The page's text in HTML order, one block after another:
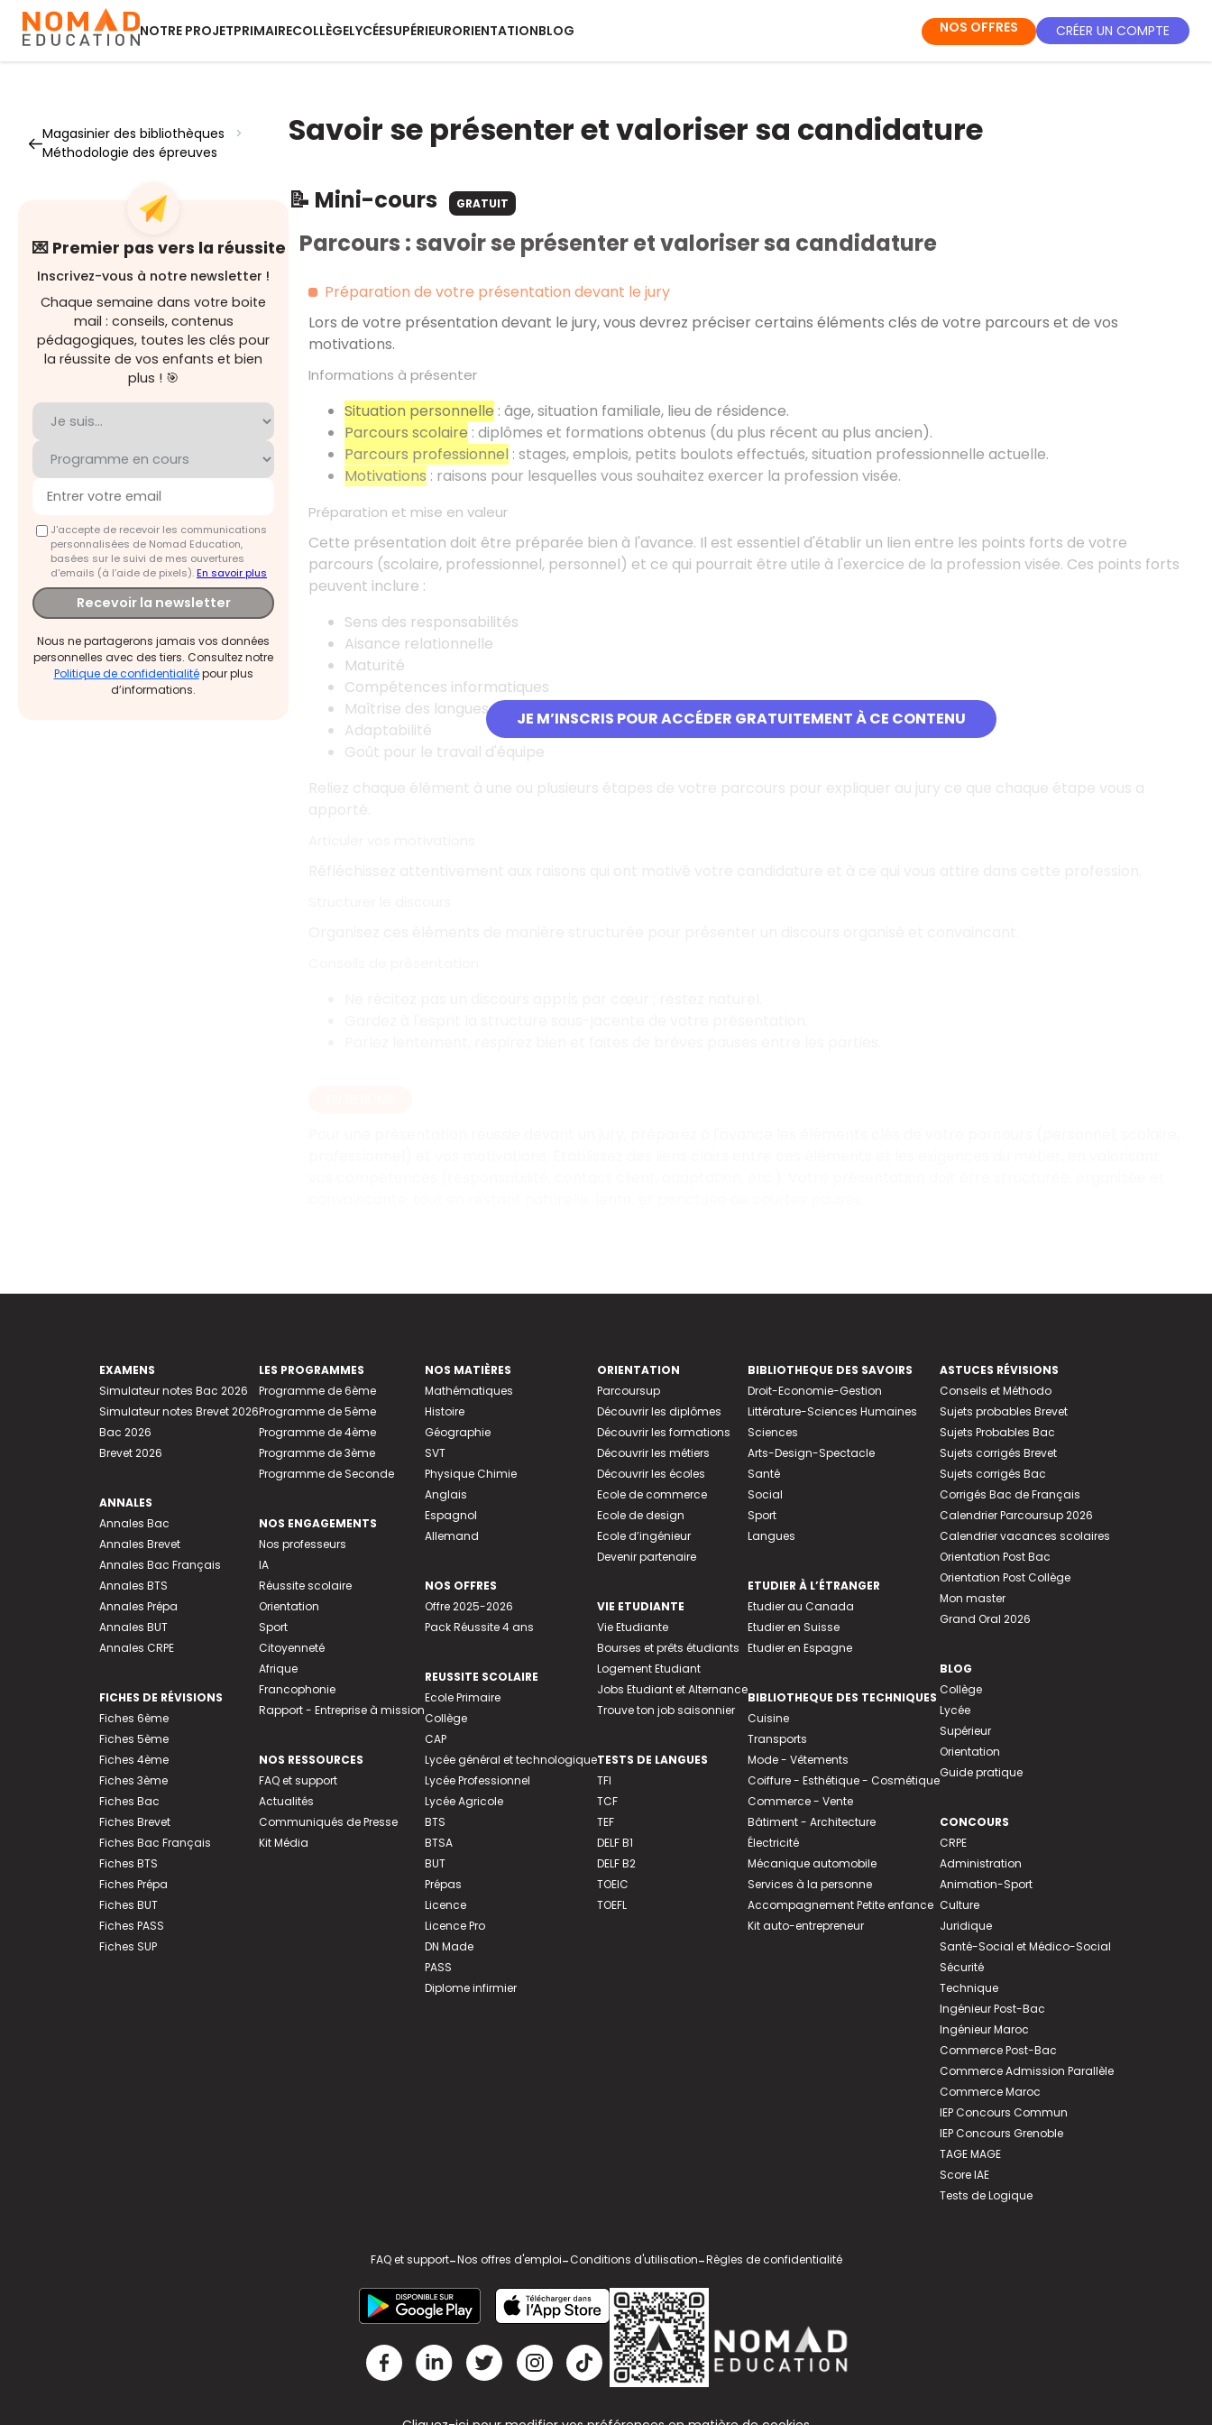
NOTRE PROJETPRIMAIRECOLLÈGELYCÉESUPÉRIEURORIENTATIONBLOG NOS OFFRES CRÉER UN COMPTE
Magasinier des bibliothèques
>
Méthodologie des épreuves
💌 Premier pas vers la réussite
Inscrivez-vous à notre newsletter !
Chaque semaine dans votre boite
mail : conseils, contenus
pédagogiques, toutes les clés pour
la réussite de vos enfants et bien
plus ! 🎯
J'accepte de recevoir les communications
personnalisées de Nomad Education,
basées sur le suivi de mes ouvertures
d'emails (à l’aide de pixels).En savoir plus
Recevoir la newsletter
Nous ne partagerons jamais vos données
personnelles avec des tiers. Consultez notre
Politique de confidentialitépour plus
d’informations.
Savoir se présenter et valoriser sa candidature
📝 Mini-cours GRATUIT
JE M’INSCRIS POUR ACCÉDER GRATUITEMENT À CE CONTENU
Parcours : savoir se présenter et valoriser sa candidature
Préparation de votre présentation devant le jury
Lors de votre présentation devant le jury, vous devrez préciser certains éléments clés de votre parcours et de vos
motivations.
Informations à présenter
Situation personnelle : âge, situation familiale, lieu de résidence.
Parcours scolaire : diplômes et formations obtenus (du plus récent au plus ancien).
Parcours professionnel : stages, emplois, petits boulots effectués, situation professionnelle actuelle.
Motivations : raisons pour lesquelles vous souhaitez exercer la profession visée.
Préparation et mise en valeur
Cette présentation doit être préparée bien à l'avance. Il est essentiel d'établir un lien entre les points forts de votre
parcours (scolaire, professionnel, personnel) et ce qui pourrait être utile à l'exercice de la profession visée. Ces points forts
peuvent inclure :
Sens des responsabilités
Aisance relationnelle
Maturité
Compétences informatiques
Maîtrise des langues étrangères
Adaptabilité
Goût pour le travail d'équipe
Reliez chaque élément à une ou plusieurs étapes de votre parcours pour expliquer au jury ce que chaque étape vous a
EXAMENS
Simulateur notes Bac 2026
Simulateur notes Brevet 2026
Bac 2026
Brevet 2026
ANNALES
Annales Bac
Annales Brevet
Annales Bac Français
Annales BTS
Annales Prépa
Annales BUT
Annales CRPE
FICHES DE RÉVISIONS
Fiches 6ème
Fiches 5ème
Fiches 4ème
Fiches 3ème
Fiches Bac
Fiches Brevet
Fiches Bac Français
Fiches BTS
Fiches Prépa
Fiches BUT
Fiches PASS
Fiches SUP
LES PROGRAMMES
Programme de 6ème
Programme de 5ème
Programme de 4ème
Programme de 3ème
Programme de Seconde
NOS ENGAGEMENTS
Nos professeurs
IA
Réussite scolaire
Orientation
Sport
Citoyenneté
Afrique
Francophonie
Rapport - Entreprise à mission
NOS RESSOURCES
FAQ et support
Actualités
Communiqués de Presse
Kit Média
NOS MATIÈRES
Mathématiques
Histoire
Géographie
SVT
Physique Chimie
Anglais
Espagnol
Allemand
NOS OFFRES
Offre 2025-2026
Pack Réussite 4 ans
REUSSITE SCOLAIRE
Ecole Primaire
Collège
CAP
Lycée général et technologique
Lycée Professionnel
Lycée Agricole
BTS
BTSA
BUT
Prépas
Licence
Licence Pro
DN Made
PASS
Diplome infirmier
ORIENTATION
Parcoursup
Découvrir les diplômes
Découvrir les formations
Découvrir les métiers
Découvrir les écoles
Ecole de commerce
Ecole de design
Ecole d’ingénieur
Devenir partenaire
VIE ETUDIANTE
Vie Etudiante
Bourses et prêts étudiants
Logement Etudiant
Jobs Etudiant et Alternance
Trouve ton job saisonnier
TESTS DE LANGUES
TFI
TCF
TEF
DELF B1
DELF B2
TOEIC
TOEFL
BIBLIOTHEQUE DES SAVOIRS
Droit-Economie-Gestion
Littérature-Sciences Humaines
Sciences
Arts-Design-Spectacle
Santé
Social
Sport
Langues
ETUDIER À L’ÉTRANGER
Etudier au Canada
Etudier en Suisse
Etudier en Espagne
BIBLIOTHEQUE DES TECHNIQUES
Cuisine
Transports
Mode - Vêtements
Coiffure - Esthétique - Cosmétique
Commerce - Vente
Bâtiment - Architecture
Électricité
Mécanique automobile
Services à la personne
Accompagnement Petite enfance
Kit auto-entrepreneur
ASTUCES RÉVISIONS
Conseils et Méthodo
Sujets probables Brevet
Sujets Probables Bac
Sujets corrigés Brevet
Sujets corrigés Bac
Corrigés Bac de Français
Calendrier Parcoursup 2026
Calendrier vacances scolaires
Orientation Post Bac
Orientation Post Collège
Mon master
Grand Oral 2026
BLOG
Collège
Lycée
Supérieur
Orientation
Guide pratique
CONCOURS
CRPE
Administration
Animation-Sport
Culture
Juridique
Santé-Social et Médico-Social
Sécurité
Technique
Ingénieur Post-Bac
Ingénieur Maroc
Commerce Post-Bac
Commerce Admission Parallèle
Commerce Maroc
IEP Concours Commun
IEP Concours Grenoble
TAGE MAGE
Score IAE
Tests de Logique
FAQ et support-Nos offres d'emploi-Conditions d'utilisation-Règles de confidentialité